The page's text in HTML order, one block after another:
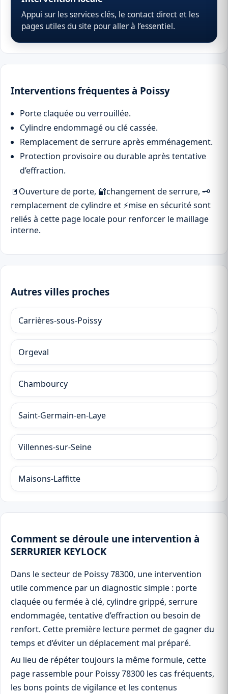
Appui sur les services clés, le contact direct et les
pages utiles du site pour aller à l’essentiel.
Interventions fréquentes à Poissy
Porte claquée ou verrouillée.
Cylindre endommagé ou clé cassée.
Remplacement de serrure après emménagement.
Protection provisoire ou durable après tentative
d’effraction.
🚪 Ouverture de porte, 🔐changement de serrure, 🗝
remplacement de cylindreet ⚡mise en sécuritésont
reliés à cette page locale pour renforcer le maillage
interne.
Autres villes proches
Carrières-sous-Poissy
Orgeval
Chambourcy
Saint-Germain-en-Laye
Villennes-sur-Seine
Maisons-Laffitte
Comment se déroule une intervention à
SERRURIER KEYLOCK
Dans le secteur de Poissy 78300, une intervention
utile commence par un diagnostic simple : porte
claquée ou fermée à clé, cylindre grippé, serrure
endommagée, tentative d’effraction ou besoin de
renfort. Cette première lecture permet de gagner du
temps et d’éviter un déplacement mal préparé.
Au lieu de répéter toujours la même formule, cette
page rassemble pour Poissy 78300 les cas fréquents,
les bons points de vigilance et les contenus